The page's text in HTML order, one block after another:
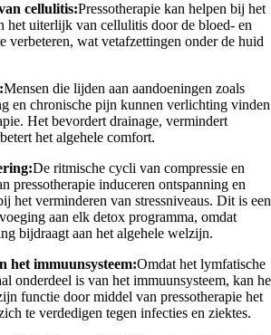
cellulitis:Pressotherapie kan helpen bij het
het uiterlijk van cellulitis door de bloed- en
verbeteren, wat vetafzettingen onder de huid
Mensen die lijden aan aandoeningen zoals
en chronische pijn kunnen verlichting vinden
Het bevordert drainage, vermindert
het algehele comfort.
De ritmische cycli van compressie en
pressotherapie induceren ontspanning en
het verminderen van stressniveaus. Dit is een
aan elk detox programma, omdat
bijdraagt aan het algehele welzijn.
het immuunsysteem:Omdat het lymfatische
onderdeel is van het immuunsysteem, kan
functie door middel van pressotherapie het
te verdedigen tegen infecties en ziektes.